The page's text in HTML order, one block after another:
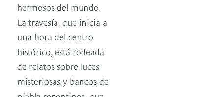
hermosos del mundo.
La travesía, que inicia a
una hora del centro
histórico, está rodeada
de relatos sobre luces
misteriosas y bancos de